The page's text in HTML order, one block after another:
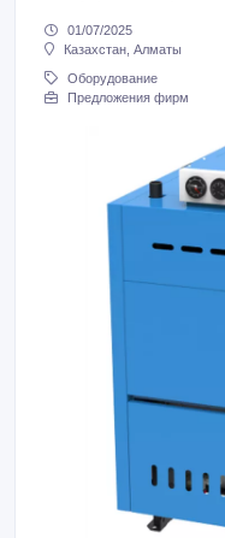
01/07/2025
Казахстан, Алматы
Оборудование
Предложения фирм